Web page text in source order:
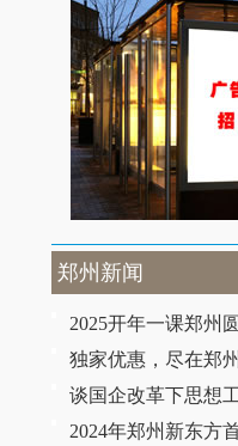
郑州新闻
2025开年一课郑州
独家优惠，尽在郑
谈国企改革下思想
2024年郑州新东方